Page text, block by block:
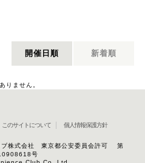
開催日順 新着順
りません。
このサイトについて 個人情報保護方針
ブ株式会社 東京都公安委員会許可 第
号